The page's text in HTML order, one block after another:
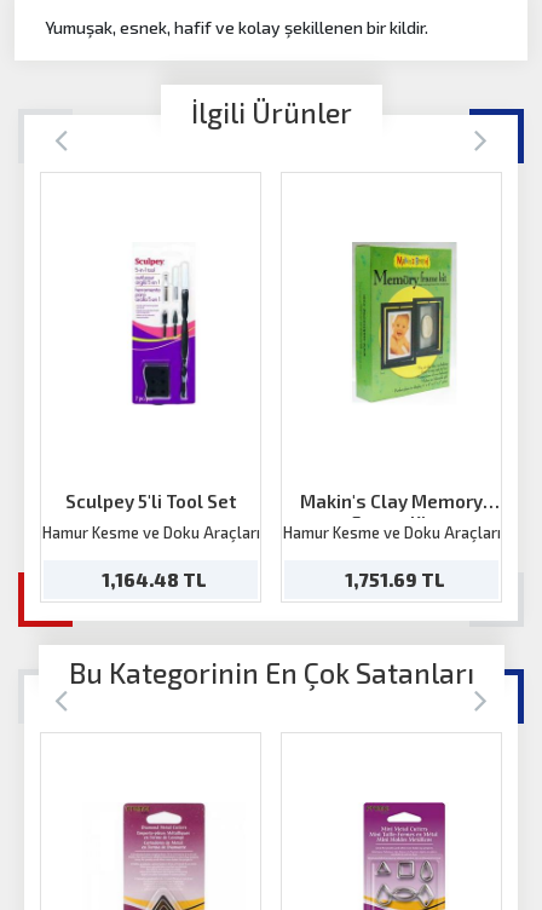
Yumuşak, esnek, hafif ve kolay şekillenen bir kildir.
İlgili Ürünler
Sculpey 5'li Tool Set
Hamur Kesme ve Doku Araçları
1,164.48 TL
Makin's Clay Memory
Frame Kit
Hamur Kesme ve Doku Araçları
1,751.69 TL
Bu Kategorinin En Çok Satanları